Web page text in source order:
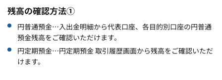
残高の確認方法①
円普通預金…入出金明細から代表口座、各目的別口座の円普通
預金残高をご確認いただけます。
円定期預金…円定期預金 取引履歴画面から残高をご確認いただ
けます。